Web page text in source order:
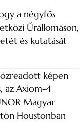
a négyfős
Űrállomáson,
és kutatását
képen
az Axiom-4
Magyar
Houstonban